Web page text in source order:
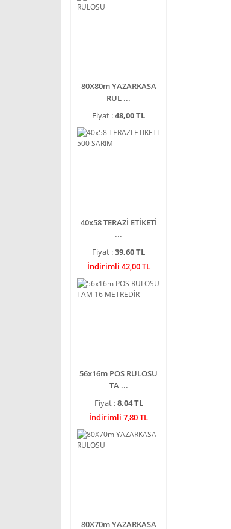
80X80m YAZARKASA
RUL ...
Fiyat :48,00 TL
40x58 TERAZİ ETİKETİ
...
Fiyat :39,60 TL
İndirimli 42,00 TL
56x16m POS RULOSU
TA ...
Fiyat :8,04 TL
İndirimli 7,80 TL
80X70m YAZARKASA